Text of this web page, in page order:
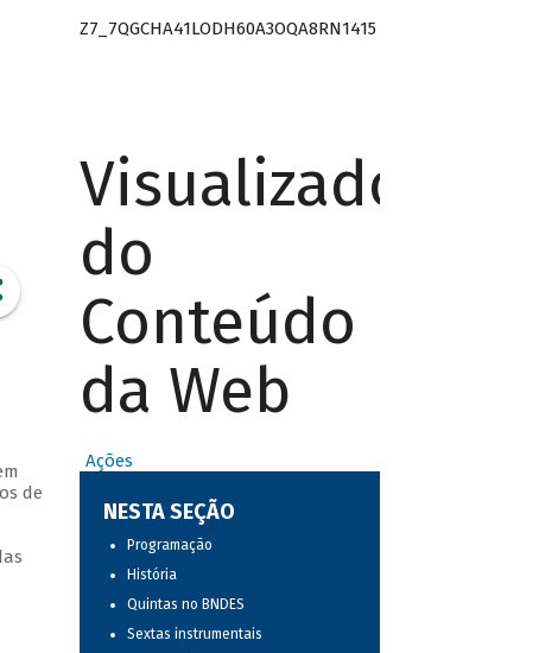
de
Z7_7QGCHA41LODH60A3OQA8RN1415
Visualizador
do
Conteúdo
da Web
Ações
NESTA SEÇÃO
Programação
História
Quintas no BNDES
Sextas instrumentais